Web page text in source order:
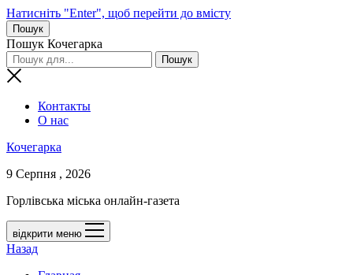
Натисніть "Enter", щоб перейти до вмісту
Пошук
Пошук Кочегарка
Контакты
О нас
Кочегарка
9 Серпня , 2026
Горлівська міська онлайн-газета
відкрити меню
Назад